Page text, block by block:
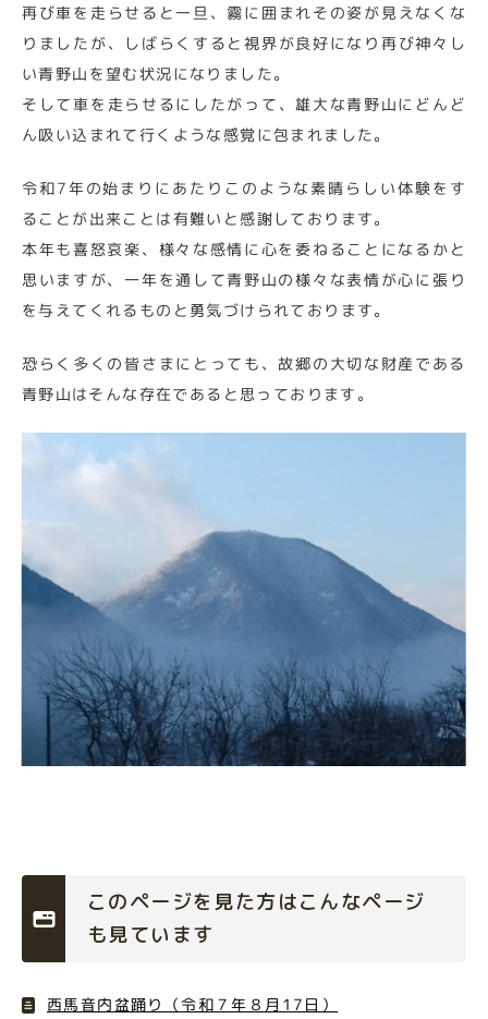
再び車を走らせると一旦、霧に囲まれその姿が見えなくな
りましたが、しばらくすると視界が良好になり再び神々し
い青野山を望む状況になりました。
そして車を走らせるにしたがって、雄大な青野山にどんど
ん吸い込まれて行くような感覚に包まれました。
令和7年の始まりにあたりこのような素晴らしい体験をす
ることが出来ことは有難いと感謝しております。
本年も喜怒哀楽、様々な感情に心を委ねることになるかと
思いますが、一年を通して青野山の様々な表情が心に張り
を与えてくれるものと勇気づけられております。
恐らく多くの皆さまにとっても、故郷の大切な財産である
青野山はそんな存在であると思っております。
このページを見た方はこんなページ
も見ています
西馬音内盆踊り（令和７年８月17日）